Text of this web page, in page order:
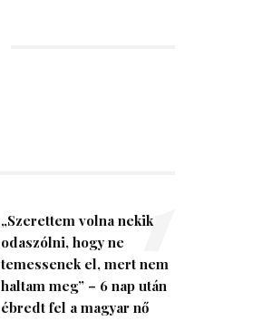
„Szerettem volna nekik
odaszólni, hogy ne
temessenek el, mert nem
haltam meg” – 6 nap után
ébredt fel a magyar nő
1